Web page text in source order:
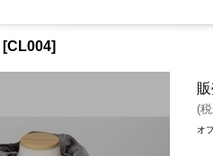
[CL004]
(
オ